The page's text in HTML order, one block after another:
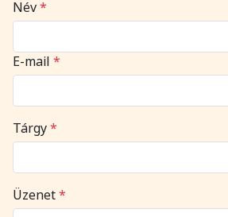
Név *
E-mail *
Tárgy *
Üzenet *